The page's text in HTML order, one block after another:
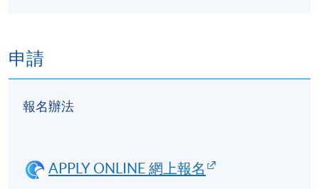
申請
報名辦法
APPLY ONLINE 網上報名